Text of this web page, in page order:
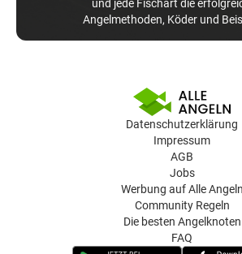
und jede Fischart die
Angelmethoden, Köder und
Datenschutzerklärung
Impressum
AGB
Jobs
Werbung auf Alle Angeln
Community Regeln
Die besten Angelknoten
FAQ